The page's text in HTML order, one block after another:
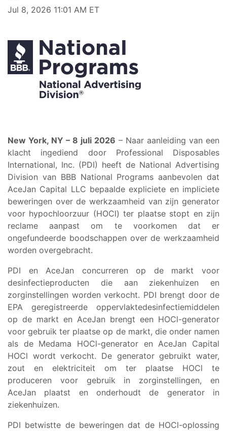
Jul 8, 2026 11:01 AM ET
New York, NY – 8 juli 2026 – Naar aanleiding van een
klacht ingediend door Professional Disposables
International, Inc. (PDI) heeft de National Advertising
Division van BBB National Programs aanbevolen dat
AceJan Capital LLC bepaalde expliciete en impliciete
beweringen over de werkzaamheid van zijn generator
voor hypochloorzuur (HOCl) ter plaatse stopt en zijn
reclame aanpast om te voorkomen dat er
ongefundeerde boodschappen over de werkzaamheid
worden overgebracht.
PDI en AceJan concurreren op de markt voor
desinfectieproducten die aan ziekenhuizen en
zorginstellingen worden verkocht. PDI brengt door de
EPA geregistreerde oppervlaktedesinfectiemiddelen
op de markt en AceJan brengt een HOCl-generator
voor gebruik ter plaatse op de markt, die onder namen
als de Medama HOCl-generator en AceJan Capital
HOCl wordt verkocht. De generator gebruikt water,
zout en elektriciteit om ter plaatse HOCl te
produceren voor gebruik in zorginstellingen, en
AceJan plaatst en onderhoudt de generator in
ziekenhuizen.
PDI betwistte de beweringen dat de HOCl-oplossing